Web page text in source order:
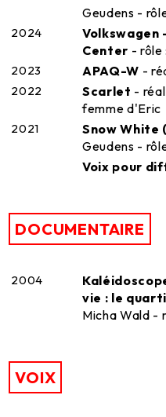
Geudens -
2024
Volkswagen
Center - rôle
2023 APAQ-W -
2022 Scarlet -
femme d'Eric
2021 Snow White
Geudens -
Voix pour
DOCUMENTAIRE
2004
vie : le
Micha Wald -
VOIX